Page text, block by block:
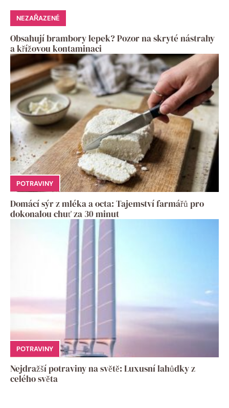
NEZAŘAZENÉ
Obsahují brambory lepek? Pozor na skryté nástrahy
a křížovou kontaminaci
POTRAVINY
Domácí sýr z mléka a octa: Tajemství farmářů pro
dokonalou chuť za 30 minut
POTRAVINY
Nejdražší potraviny na světě: Luxusní lahůdky z
celého světa